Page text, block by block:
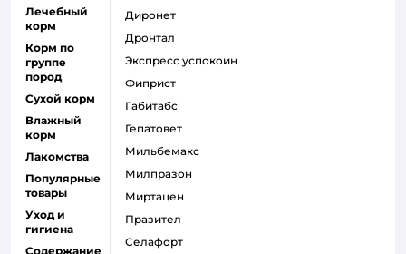
Лечебный
корм
Корм по
группе
пород
Сухой корм
Влажный
корм
Лакомства
Популярные
товары
Уход и
гигиена
Содержание
диронет
дронтал
экспресс успокоин
фиприст
габитабс
гепатовет
мильбемакс
милпразон
миртацен
празител
селафорт